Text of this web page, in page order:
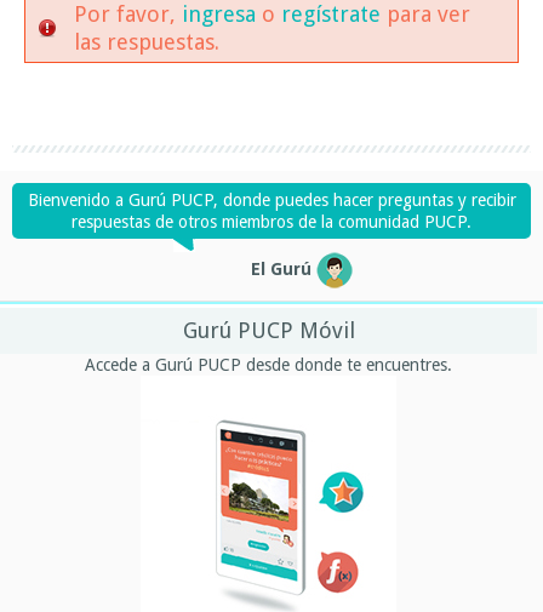
Por favor, ingresa o regístrate para ver
las respuestas.
Bienvenido a Gurú PUCP, donde puedes hacer preguntas y recibir
respuestas de otros miembros de la comunidad PUCP.
El Gurú
Gurú PUCP Móvil
Accede a Gurú PUCP desde donde te encuentres.